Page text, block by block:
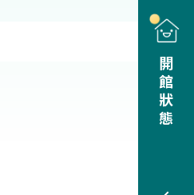
開館狀態